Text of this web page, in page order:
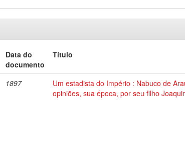
Data do
documento
Título
1897
Um estadista do Império : Nabuco de
opiniões, sua época, por seu filho